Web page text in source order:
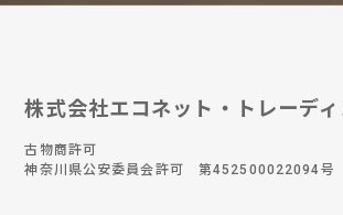
株式会社エコネット・トレーデ
古物商許可
神奈川県公安委員会許可 第452500022094号